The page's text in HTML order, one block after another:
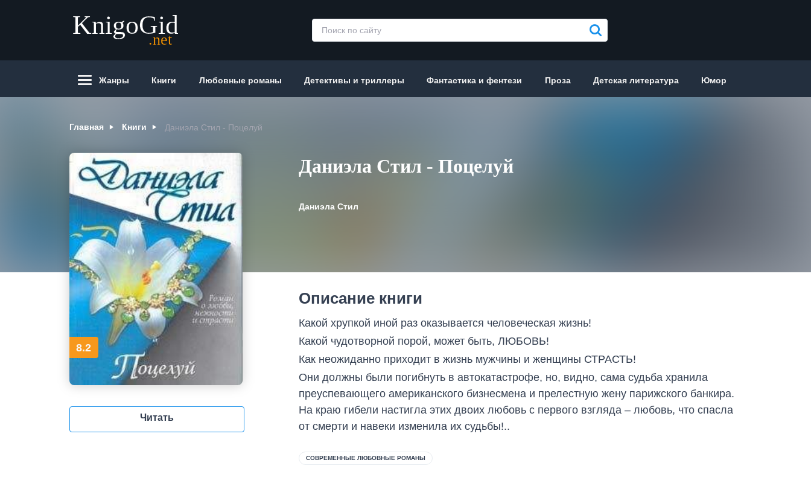
Жанры Книги Любовные романы Детективы и триллеры Фантастика и фентези Проза Детская литература Юмор
Главная Книги Даниэла Стил - Поцелуй
8.2
Читать
Даниэла Стил - Поцелуй
Даниэла Стил
Описание книги
Какой хрупкой иной раз оказывается человеческая жизнь!
Какой чудотворной порой, может быть, ЛЮБОВЬ!
Как неожиданно приходит в жизнь мужчины и женщины СТРАСТЬ!
Они должны были погибнуть в автокатастрофе, но, видно, сама судьба хранила
преуспевающего американского бизнесмена и прелестную жену парижского банкира.
На краю гибели настигла этих двоих любовь с первого взгляда – любовь, что спасла
от смерти и навеки изменила их судьбы!..
СОВРЕМЕННЫЕ ЛЮБОВНЫЕ РОМАНЫ